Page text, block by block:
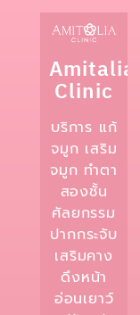
Amitalia
Clinic
บริการ แก้
จมูก เสริม
จมูก ทำตา
สองชั้น
ศัลยกรรม
ปากกระจับ
เสริมคาง
ดึงหน้า
อ่อนเยาว์